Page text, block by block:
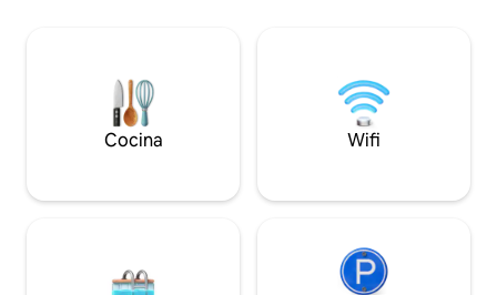
catering antes de tu llegada.
encanto y
Cocina Wifi